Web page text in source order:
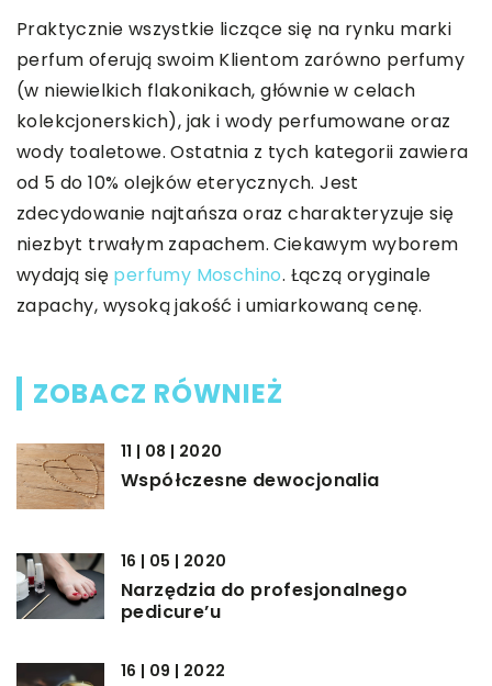
Praktycznie wszystkie liczące się na rynku marki
perfum oferują swoim Klientom zarówno perfumy
(w niewielkich flakonikach, głównie w celach
kolekcjonerskich), jak i wody perfumowane oraz
wody toaletowe. Ostatnia z tych kategorii zawiera
od 5 do 10% olejków eterycznych. Jest
zdecydowanie najtańsza oraz charakteryzuje się
niezbyt trwałym zapachem. Ciekawym wyborem
wydają się perfumy Moschino. Łączą oryginale
zapachy, wysoką jakość i umiarkowaną cenę.
ZOBACZ RÓWNIEŻ
11 | 08 | 2020
Współczesne dewocjonalia
16 | 05 | 2020
Narzędzia do profesjonalnego
pedicure’u
16 | 09 | 2022